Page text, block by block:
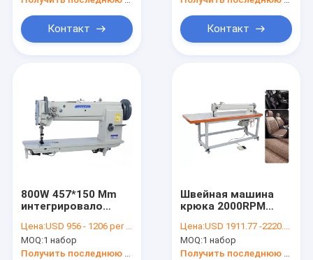
Контакт Контакт
800W 457*150 Mm
интегрировало
привода
компьютера
Цена:USD 956 - 1206 per set
MOQ:1 набор
Получить последнюю цену
Швейная машина
крюка 2000RPM
вертикальная
промышленная
Цена:USD 1911.77 -2220.59 per set
MOQ:1 набор
Получить последнюю цену